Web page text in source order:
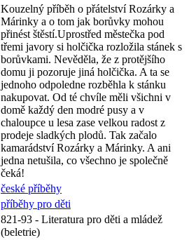
Kouzelný příběh o přátelství Rozárky a
Márinky a o tom jak borůvky mohou
přinést štěstí.Uprostřed městečka pod
třemi javory si holčička rozložila stánek s
borůvkami. Nevěděla, že z protějšího
domu ji pozoruje jiná holčička. A ta se
jednoho odpoledne rozběhla k stánku
nakupovat. Od té chvíle měli všichni v
domě každý den modré pusy a v
chaloupce u lesa zase velkou radost z
prodeje sladkých plodů. Tak začalo
kamarádství Rozárky a Márinky. A ani
jedna netušila, co všechno je společně
čeká!
české příběhy
příběhy pro děti
821-93 - Literatura pro děti a mládež
(beletrie)